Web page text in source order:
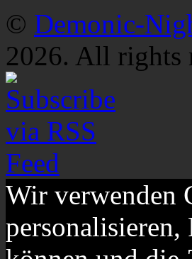
© Demonic-
2026. All rights
Wir verwenden